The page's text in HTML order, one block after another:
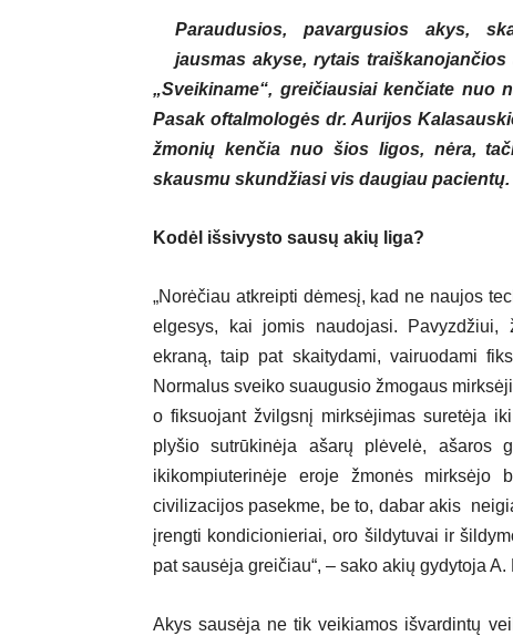
Paraudusios, pavargusios akys,
jausmas akyse, rytais
„Sveikiname“, greičiausiai kenčiate
Pasak oftalmologės dr. Aurijos
žmonių kenčia nuo šios ligos, nėra,
skausmu skundžiasi vis daugiau pacientų.
Kodėl išsivysto sausų akių liga?
„Norėčiau atkreipti dėmesį, kad ne naujos
elgesys, kai jomis naudojasi. Pavyzdžiui,
ekraną, taip pat skaitydami, vairuodami
Normalus sveiko suaugusio žmogaus
o fiksuojant žvilgsnį mirksėjimas suretėja
plyšio sutrūkinėja ašarų plėvelė, ašaros
ikikompiuterinėje eroje žmonės
civilizacijos pasekme, be to, dabar akis
įrengti kondicionieriai, oro šildytuvai ir
pat sausėja greičiau“, – sako akių gydytoja
Akys sausėja ne tik veikiamos išvardintų